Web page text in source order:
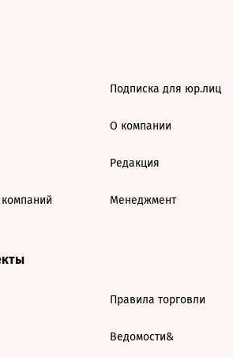
Подписка для юр.лиц
О компании
Редакция
Менеджмент
Правила торговли
Ведомости&